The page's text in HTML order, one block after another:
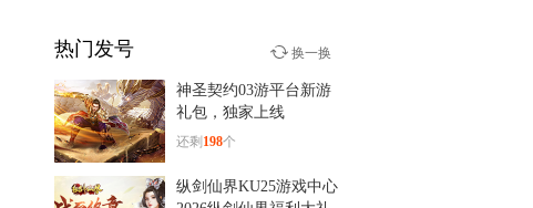
少年群侠传
12-29
杨洋古装新造型！《少年群
侠传》
热门发号
神圣契约03游平台新游
礼包，独家上线
还剩 198个
纵剑仙界KU25游戏中心
换一换